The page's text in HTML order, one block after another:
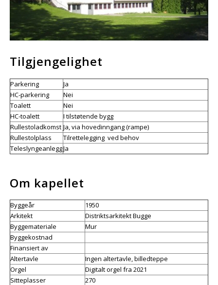
Tilgjengelighet
Parkering
Ja
HC-parkering
Nei
Toalett
Nei
HC-toalett
I tilstøtende bygg
Rullestoladkomst Ja, via hovedinngang (rampe)
Rullestolplass
Tilrettelegging ved behov
TeleslyngeanleggJa
Om kapellet
Byggeår
1950
Arkitekt
Distriktsarkitekt Bugge
Byggemateriale
Mur
Byggekostnad
Finansiert av
Altertavle
Ingen altertavle, billedteppe
Orgel
Digitalt orgel fra 2021
Sitteplasser
270